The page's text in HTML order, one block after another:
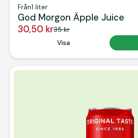
Från1 liter
God Morgon Äpple Juice
30,50 kr35 kr
Button Text
Visa